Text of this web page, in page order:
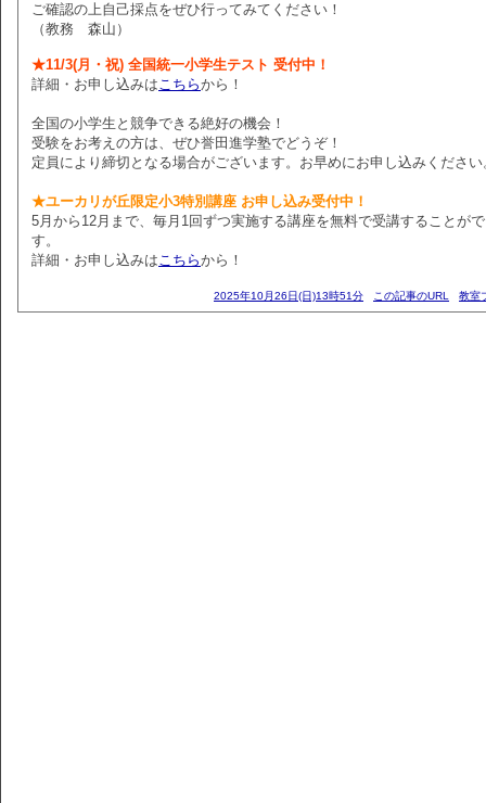
ご確認の上自己採点をぜひ行ってみてください！
（教務 森山）
★11/3(月・祝) 全国統一小学生テスト 受付中！
詳細・お申し込みはこちらから！
全国の小学生と競争できる絶好の機会！
受験をお考えの方は、ぜひ誉田進学塾でどうぞ！
定員により締切となる場合がございます。お早めにお申し込みください
★ユーカリが丘限定小3特別講座 お申し込み受付中！
5月から12月まで、毎月1回ずつ実施する講座を無料で受講することが
す。
詳細・お申し込みはこちらから！
2025年10月26日(日)13時51分 この記事のURL 教室